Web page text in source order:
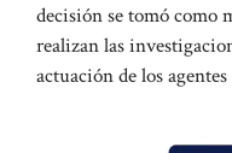
decisión se tomó como
realizan las
actuación de los